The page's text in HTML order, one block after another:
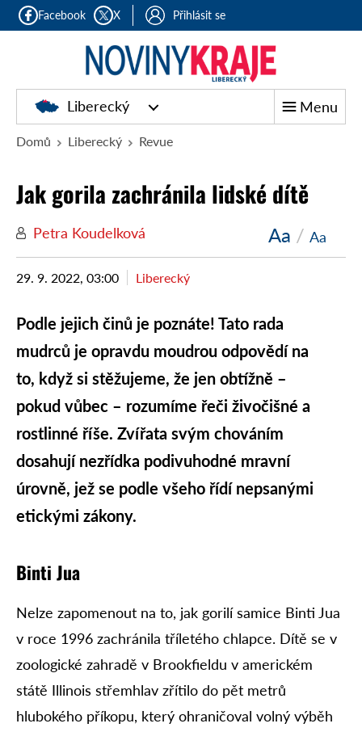
Facebook X Přihlásit se
Liberecký Menu
Domů Liberecký Revue
Jak gorila zachránila lidské dítě
Petra Koudelková Aa / Aa
29. 9. 2022, 03:00 Liberecký
Podle jejich činů je poznáte! Tato rada
mudrců je opravdu moudrou odpovědí na
to, když si stěžujeme, že jen obtížně –
pokud vůbec – rozumíme řeči živočišné a
rostlinné říše. Zvířata svým chováním
dosahují nezřídka podivuhodné mravní
úrovně, jež se podle všeho řídí nepsanými
etickými zákony.
Binti Jua
Nelze zapomenout na to, jak gorilí samice Binti Jua
v roce 1996 zachránila tříletého chlapce. Dítě se v
zoologické zahradě v Brookfieldu v americkém
státě Illinois střemhlav zřítilo do pět metrů
hlubokého příkopu, který ohraničoval volný výběh